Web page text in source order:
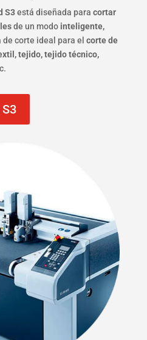
S3está diseñada para cortar
de un modo inteligente,
de corte ideal para el corte de
tejido, tejido técnico,